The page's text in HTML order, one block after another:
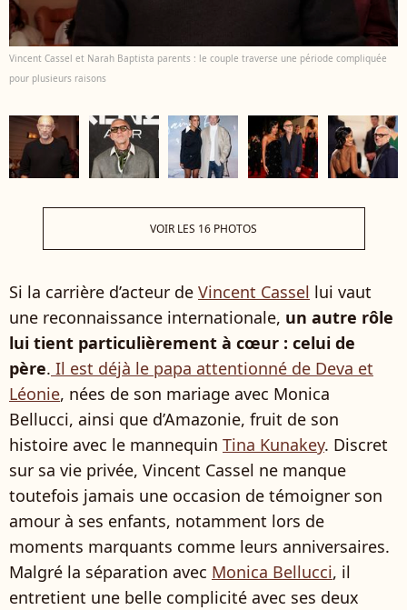
Vincent Cassel et Narah Baptista parents : le couple traverse une période compliquée
pour plusieurs raisons
VOIR LES 16 PHOTOS
Si la carrière d’acteur de Vincent Cassel lui vaut
une reconnaissance internationale, un autre rôle
lui tient particulièrement à cœur : celui de
père. Il est déjà le papa attentionné de Deva et
Léonie, nées de son mariage avec Monica
Bellucci, ainsi que d’Amazonie, fruit de son
histoire avec le mannequin Tina Kunakey. Discret
sur sa vie privée, Vincent Cassel ne manque
toutefois jamais une occasion de témoigner son
amour à ses enfants, notamment lors de
moments marquants comme leurs anniversaires.
Malgré la séparation avec Monica Bellucci, il
entretient une belle complicité avec ses deux